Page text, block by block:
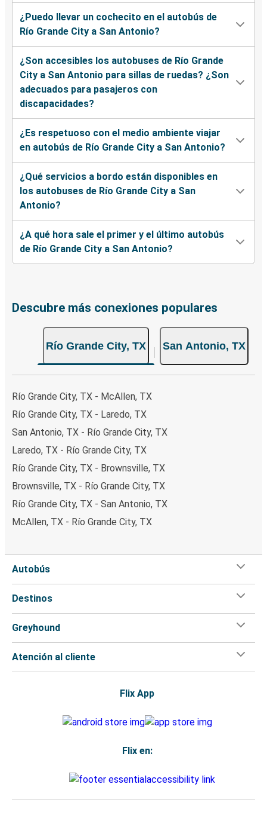
¿Puedo llevar un cochecito en el autobús de
Río Grande City a San Antonio?
¿Son accesibles los autobuses de Río Grande
City a San Antonio para sillas de ruedas? ¿Son
adecuados para pasajeros con
discapacidades?
¿Es respetuoso con el medio ambiente viajar
en autobús de Río Grande City a San Antonio?
¿Qué servicios a bordo están disponibles en
los autobuses de Río Grande City a San
Antonio?
¿A qué hora sale el primer y el último autobús
de Río Grande City a San Antonio?
Descubre más conexiones populares
Río Grande City, TX San Antonio, TX
Río Grande City, TX - McAllen, TX
Río Grande City, TX - Laredo, TX
San Antonio, TX - Río Grande City, TX
Laredo, TX - Río Grande City, TX
Río Grande City, TX - Brownsville, TX
Brownsville, TX - Río Grande City, TX
Río Grande City, TX - San Antonio, TX
McAllen, TX - Río Grande City, TX
Autobús
Destinos
Greyhound
Atención al cliente
Flix App
Flix en: